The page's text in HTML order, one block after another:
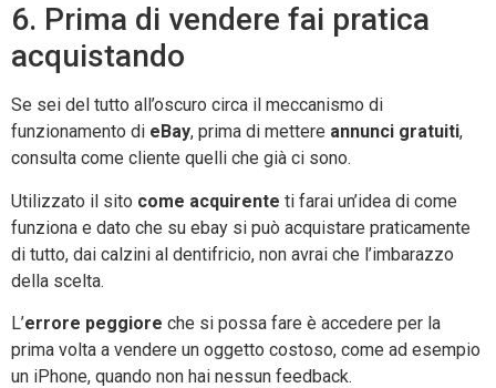
6. Prima di vendere fai pratica
acquistando
Se sei del tutto all’oscuro circa il meccanismo di
funzionamento di eBay, prima di mettere annunci gratuiti,
consulta come cliente quelli che già ci sono.
Utilizzato il sito come acquirente ti farai un’idea di come
funziona e dato che su ebay si può acquistare praticamente
di tutto, dai calzini al dentifricio, non avrai che l’imbarazzo
della scelta.
L’errore peggiore che si possa fare è accedere per la
prima volta a vendere un oggetto costoso, come ad esempio
un iPhone, quando non hai nessun feedback.